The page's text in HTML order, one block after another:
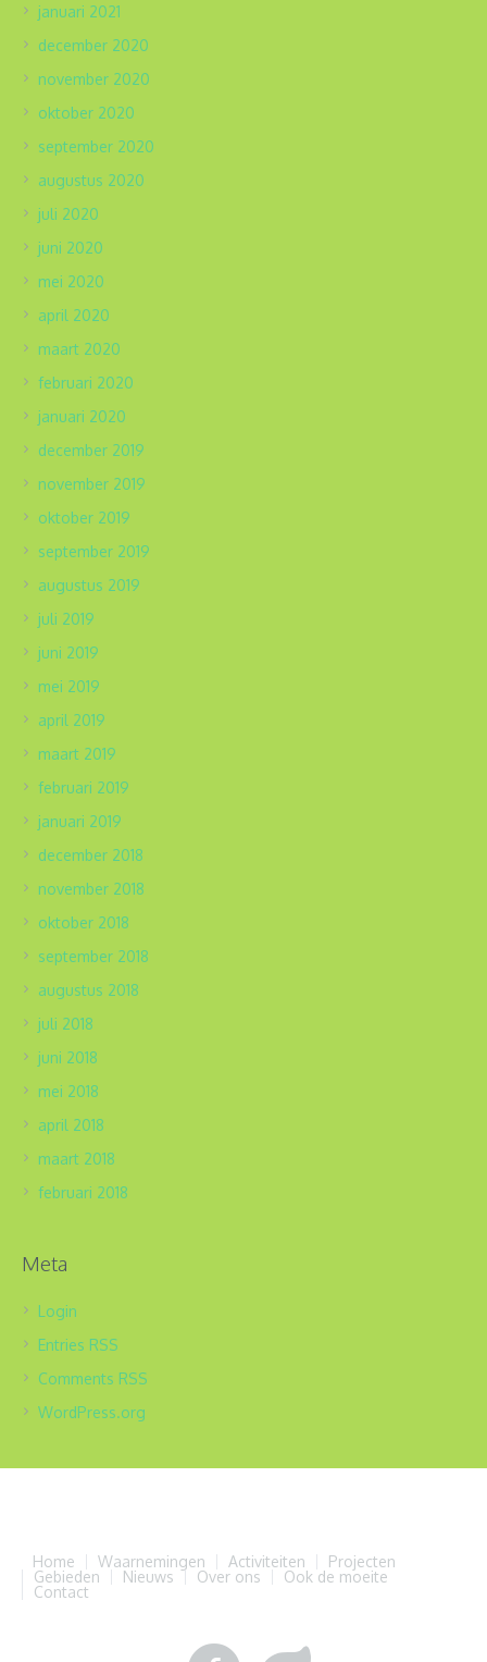
januari 2021
december 2020
november 2020
oktober 2020
september 2020
augustus 2020
juli 2020
juni 2020
mei 2020
april 2020
maart 2020
februari 2020
januari 2020
december 2019
november 2019
oktober 2019
september 2019
augustus 2019
juli 2019
juni 2019
mei 2019
april 2019
maart 2019
februari 2019
januari 2019
december 2018
november 2018
oktober 2018
september 2018
augustus 2018
juli 2018
juni 2018
mei 2018
april 2018
maart 2018
februari 2018
Meta
Login
Entries RSS
Comments RSS
WordPress.org
Home Waarnemingen Activiteiten
Projecten
Gebieden
Nieuws Over ons
Ook de moeite
Contact